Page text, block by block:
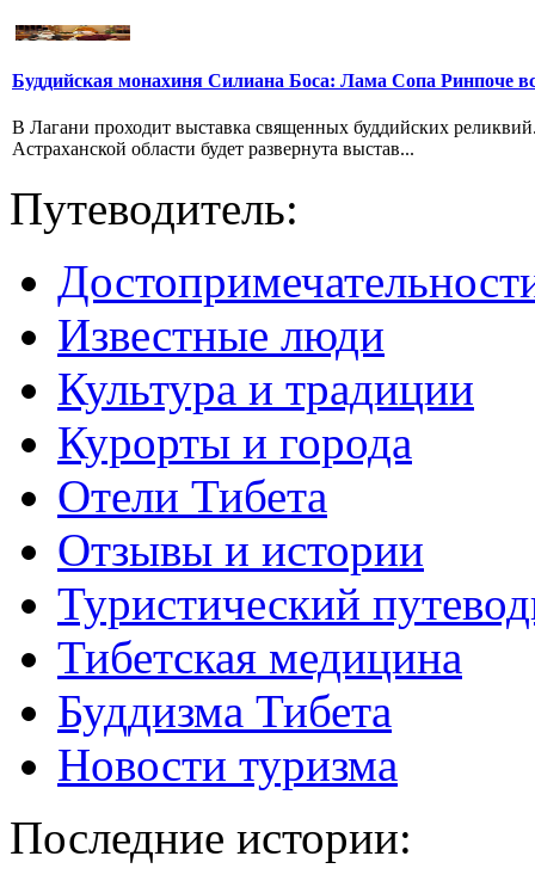
Буддийская монахиня Силиана Боса: Лама Сопа Ринпоче
В Лагани проходит выставка священных буддийских
Астраханской области будет развернута выстав...
Путеводитель:
Известные люди
Культура и традиции
Курорты и города
Отели Тибета
Отзывы и истории
Туристический
Тибетская медицина
Буддизма Тибета
Новости туризма
Последние истории: